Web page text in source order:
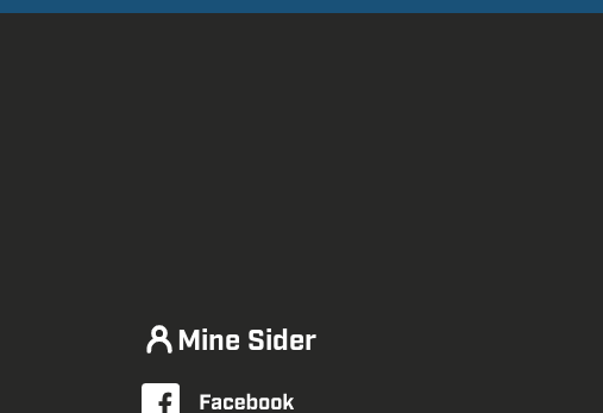
Mine Sider